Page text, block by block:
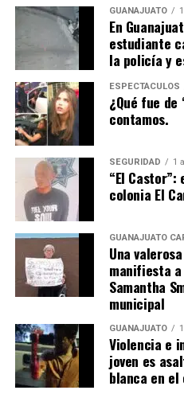
GUANAJUATO
En
estudiante
la policía y
ESPECTÁCULOS
¿Qué fue de
contamos.
SEGURIDAD 1
“El
colonia El
GUANAJUATO
Una
manifiesta
Samantha
municipal
GUANAJUATO
Violencia e
joven es
blanca en